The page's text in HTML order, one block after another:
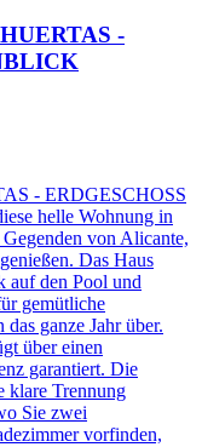
-
- ERDGESCHOSS
helle Wohnung in
von Alicante,
Das Haus
auf den Pool und
gemütliche
ganze Jahr über.
über einen
garantiert. Die
klare Trennung
Sie zwei
vorfinden,